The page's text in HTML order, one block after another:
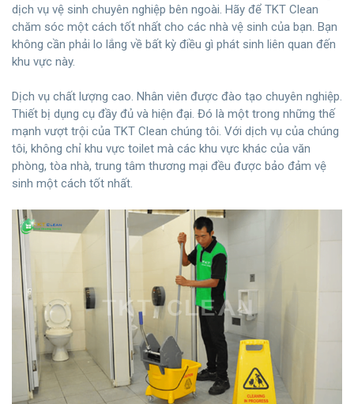
dịch vụ vệ sinh chuyên nghiệp bên ngoài. Hãy để TKT Clean
chăm sóc một cách tốt nhất cho các nhà vệ sinh của bạn. Bạn
không cần phải lo lắng về bất kỳ điều gì phát sinh liên quan đến
khu vực này.
Dịch vụ chất lượng cao. Nhân viên được đào tạo chuyên nghiệp.
Thiết bị dụng cụ đầy đủ và hiện đại. Đó là một trong những thế
mạnh vượt trội của TKT Clean chúng tôi. Với dịch vụ của chúng
tôi, không chỉ khu vực toilet mà các khu vực khác của văn
phòng, tòa nhà, trung tâm thương mại đều được bảo đảm vệ
sinh một cách tốt nhất.